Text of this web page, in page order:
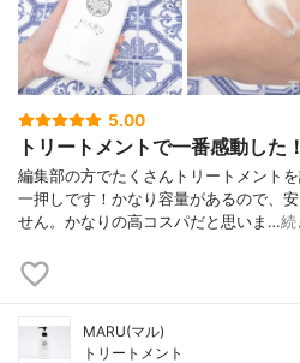
5.00
トリートメントで一番感動した
編集部の方でたくさんトリートメント
一押しです！かなり容量があるので、
せん。かなりの高コスパだと思いま…続
MARU(マル)
トリートメント